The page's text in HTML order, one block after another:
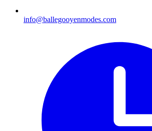
info@ballegooyenmodes.com